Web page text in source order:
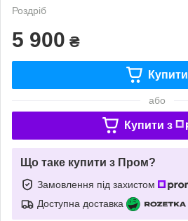
Роздріб
5 900 ₴
Купити
або
Купити з
Що таке купити з Пром?
Замовлення під захистом
Доступна доставка